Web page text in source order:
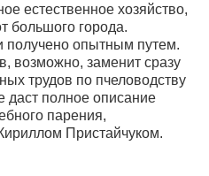
естественное хозяйство,
большого города.
опытным путем.
возможно, заменит сразу
трудов по пчеловодству
даст полное описание
парения,
Пристайчуком.